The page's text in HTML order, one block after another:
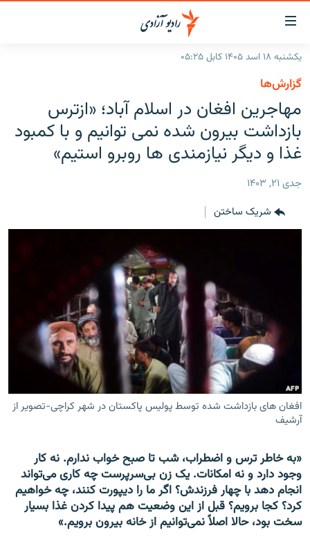
لینک‌های
قابل
دسترسی
بازگشت
متن
اصلی
بازگشت
اصلی
صفحه
گزارش‌ها
افغانستان
منطقه
خبرها
افغانستان
جدول نشرات
مجموعه تصویری
تماس
صفحه پشتو
Azadi English
به ما بپیوندید
همۀ سایت‌های رادیو آزادی/ رادیو اروپای آزاد
یکشنبه ۱۸ اسد ۱۴۰۵ کابل ۰۵:۲۵
گزارش‌ها
مهاجرین افغان در اسلام آباد؛ «ازترس
بازداشت بیرون شده نمی توانیم و با کمبود
غذا و دیگر نیازمندی ها روبرو استیم»
جدی ۲۱, ۱۴۰۳
شریک ساختن
افغان های بازداشت شده توسط پولیس پاکستان در شهر کراچی-تصویر از
آرشیف
«به خاطر ترس و اضطراب، شب تا صبح خواب ندارم. نه کار
وجود دارد و نه امکانات. یک زن بی‌سرپرست چه کاری می‌تواند
انجام دهد با چهار فرزندش؟ اگر ما را دیپورت کنند، چه خواهیم
کرد؟ کجا برویم؟ قبل از این وضعیت هم پیدا کردن غذا بسیار
سخت بود، حالا اصلاً نمی‌توانیم از خانه بیرون برویم.»